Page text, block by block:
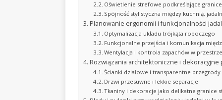
Oświetlenie strefowe podkreślające
Spójność stylistyczna między kuchnią,
Planowanie ergonomii i funkcjonalności
Optymalizacja układu trójkąta roboczego
Funkcjonalne przejścia i komunikacja
Wentylacja i kontrola zapachów w
Rozwiązania architektoniczne i
Ścianki działowe i transparentne przegrody
Drzwi przesuwne i lekkie separacje
Tkaniny i dekoracje jako delikatne granice